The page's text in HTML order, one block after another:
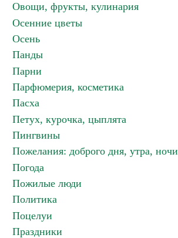
Овощи, фрукты, кулинария
Осенние цветы
Осень
Панды
Парни
Парфюмерия, косметика
Пасха
Петух, курочка, цыплята
Пингвины
Пожелания: доброго дня, утра, ночи
Погода
Пожилые люди
Политика
Поцелуи
Праздники